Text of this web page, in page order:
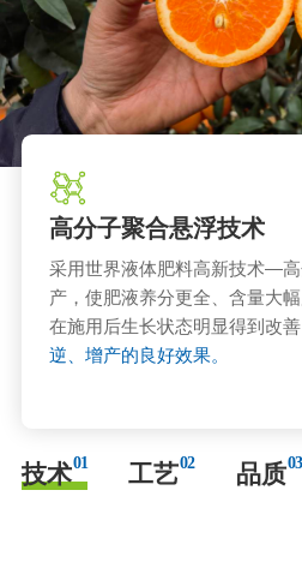
高分子聚合悬浮技术
采用世界液体肥料高新技术—
产，使肥液养分更全、含量大
在施用后生长状态明显得到改
逆、增产的良好效果。
技术01 工艺02 品质03